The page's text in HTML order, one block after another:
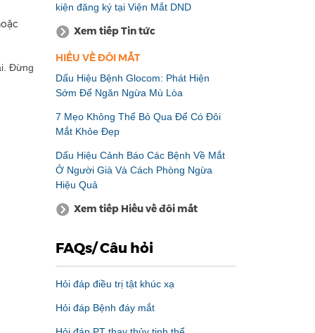
Đừng
kiện đăng ký tại Viện Mắt DND
Xem tiếp Tin tức
HIỂU VỀ ĐÔI MẮT
Dấu Hiệu Bệnh Glocom: Phát Hiện
Sớm Để Ngăn Ngừa Mù Lòa
7 Mẹo Không Thể Bỏ Qua Để Có Đôi
Mắt Khỏe Đẹp
Dấu Hiệu Cảnh Báo Các Bệnh Về Mắt
Ở Người Già Và Cách Phòng Ngừa
Hiệu Quả
Xem tiếp Hiểu về đôi mắt
FAQs/ Câu hỏi
Hỏi đáp điều trị tật khúc xạ
Hỏi đáp Bệnh đáy mắt